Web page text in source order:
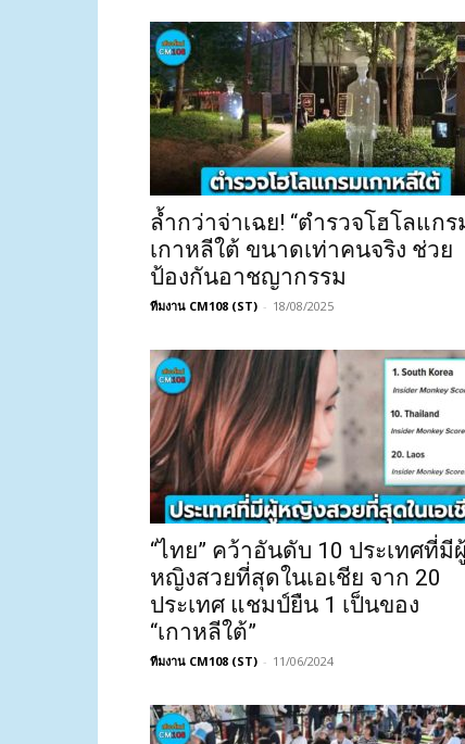
ล้ำกว่าจ่าเฉย! “ตำรวจโฮโลแกร
เกาหลีใต้ ขนาดเท่าคนจริง ช่วย
ป้องกันอาชญากรรม
ทีมงาน CM108 (ST) - 18/08/2025
“ไทย” คว้าอันดับ 10 ประเทศที่มีผู้
หญิงสวยที่สุดในเอเชีย จาก 20
ประเทศ แชมป์ยืน 1 เป็นของ
“เกาหลีใต้”
ทีมงาน CM108 (ST) - 11/06/2024